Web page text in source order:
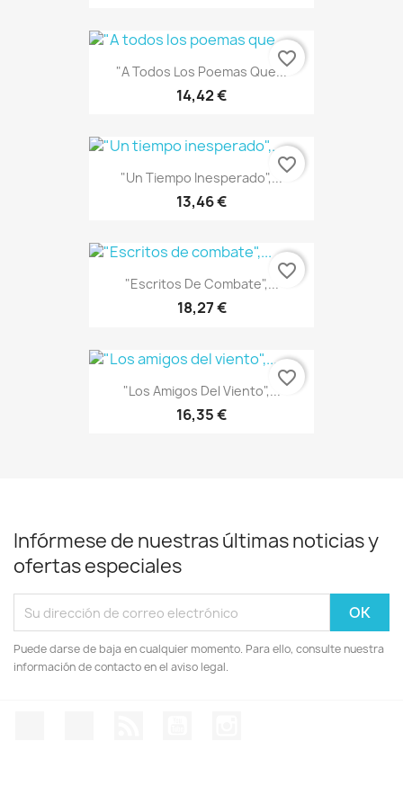
"A Todos Los Poemas Que...
14,42 €
favorite_border
"Un Tiempo Inesperado",...
13,46 €
favorite_border
"Escritos De Combate",...
18,27 €
favorite_border
"Los Amigos Del Viento",...
16,35 €
favorite_border
Infórmese de nuestras últimas noticias y
ofertas especiales
Puede darse de baja en cualquier momento. Para ello, consulte nuestra
información de contacto en el aviso legal.